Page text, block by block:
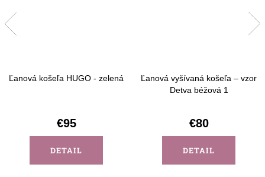
Ľanová košeľa HUGO - zelená
€95
DETAIL
Ľanová vyšívaná košeľa – vzor
Detva béžová 1
€80
DETAIL